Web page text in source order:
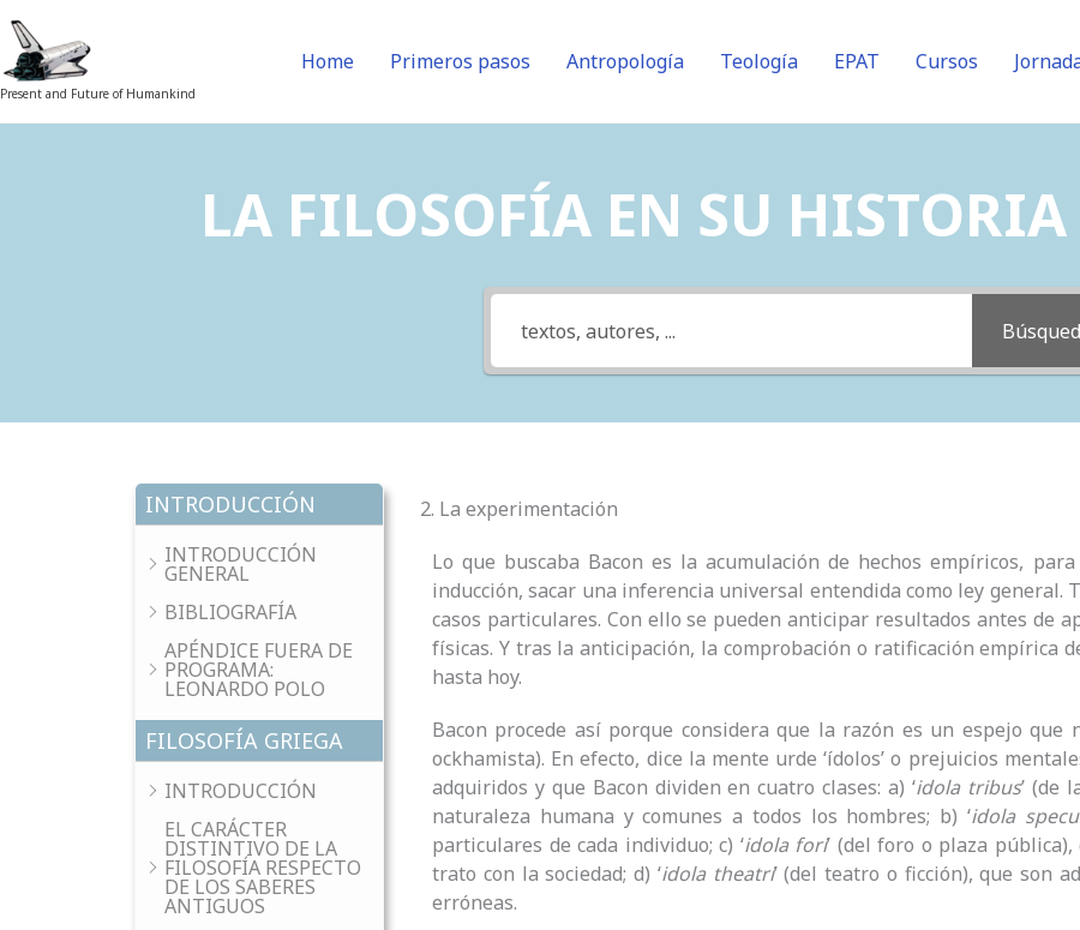
Skip
to
content
Present and Future of Humankind
Home Primeros pasos Antropología Teología EPAT Cursos
LA FILOSOFÍA EN SU HISTORIA
INTRODUCCIÓN
INTRODUCCIÓN
GENERAL
BIBLIOGRAFÍA
APÉNDICE FUERA DE
PROGRAMA:
LEONARDO POLO
FILOSOFÍA GRIEGA
INTRODUCCIÓN
EL CARÁCTER
DISTINTIVO DE LA
FILOSOFÍA RESPECTO
DE LOS SABERES
ANTIGUOS
2. La experimentación
Lo que buscaba Bacon es la acumulación de hechos empíricos,
inducción, sacar una inferencia universal entendida como ley general.
casos particulares. Con ello se pueden anticipar resultados antes de
físicas. Y tras la anticipación, la comprobación o ratificación empírica
hasta hoy.
Bacon procede así porque considera que la razón es un espejo
ockhamista). En efecto, dice la mente urde ‘ídolos’ o prejuicios
adquiridos y que Bacon dividen en cuatro clases: a) ‘idola tribus’ (de
naturaleza humana y comunes a todos los hombres; b) ‘idola
particulares de cada individuo; c) ‘idola fori’ (del foro o plaza
trato con la sociedad; d) ‘idola theatri’ (del teatro o ficción), que son
erróneas.